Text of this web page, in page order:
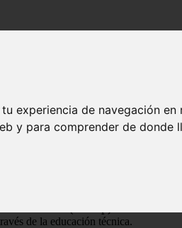
experiencia de navegación
y para comprender de donde
Montellano
en Villa
. Esta
de la educación técnica.